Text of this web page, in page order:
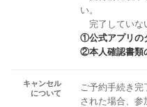
い。
完了していな
①公式アプリの
②本人確認書類
キャンセル
について
ご予約手続き
された場合、参